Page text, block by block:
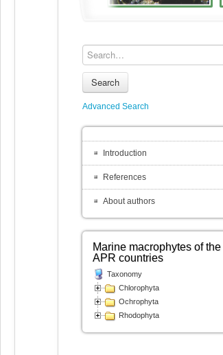
Search
Advanced Search
Introduction
References
About authors
Marine macrophytes of the
APR countries
Taxonomy
Chlorophyta
Ochrophyta
Rhodophyta